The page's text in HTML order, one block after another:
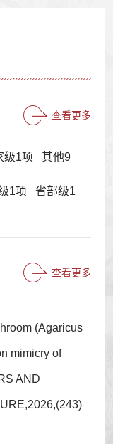
查看更多
级1项 其他9
1项 省部级1
查看更多
(Agaricus
mimicry of
AND